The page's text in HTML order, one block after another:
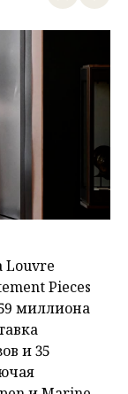
Louvre
Pieces
миллиона
и 35